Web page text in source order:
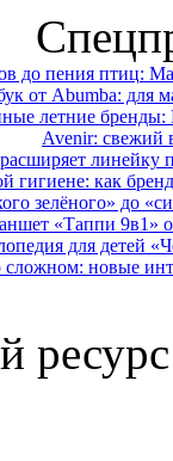
до пения птиц:
от Abumba: для
летние
Avenir: свежий
линейку
гигиене: как
зелёного» до
«Таппи 9в1»
для детей
сложном: новые